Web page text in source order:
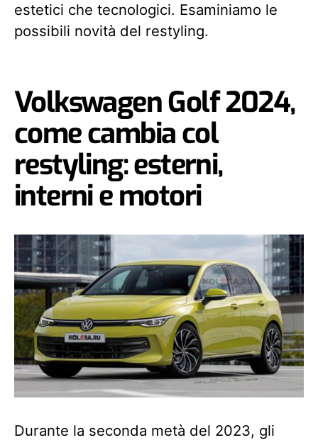
estetici che tecnologici. Esaminiamo le
possibili novità del restyling.
Volkswagen Golf 2024,
come cambia col
restyling: esterni,
interni e motori
Durante la seconda metà del 2023, gli